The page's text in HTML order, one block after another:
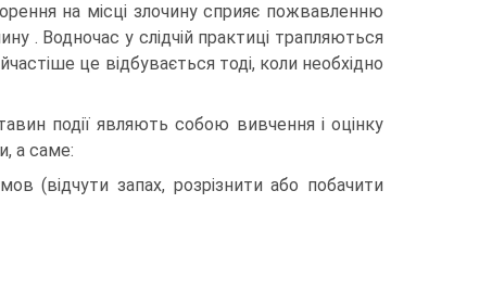
на місці злочину сприяє пожвавленню
. Водночас у слідчій практиці трапляються
це відбувається тоді, коли необхідно
події являють собою вивчення і оцінку
а саме:
(відчути запах, розрізнити або побачити